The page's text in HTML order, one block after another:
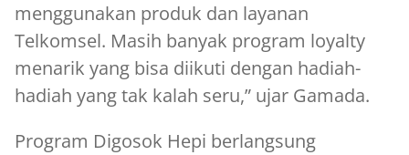
menggunakan produk dan layanan
Telkomsel. Masih banyak program loyalty
menarik yang bisa diikuti dengan hadiah-
hadiah yang tak kalah seru,” ujar Gamada.
Program Digosok Hepi berlangsung